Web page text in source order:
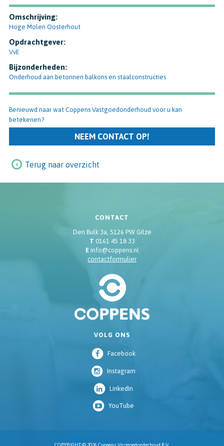
Omschrijving:
Hoge Molen Oosterhout
Opdrachtgever:
VvE
Bijzonderheden:
Onderhoud aan betonnen balkons en staalconstructies
Benieuwd naar wat Coppens Vastgoedonderhoud voor u kan
betekenen?
NEEM CONTACT OP!
Terug naar overzicht
CONTACT
Den Bulk 3a, 5126 PW Gilze
T 0161 45 18 33
Einfo@coppens.nl
contactformulier
VOLG ONS
Facebook
Instagram
LinkedIn
YouTube
COPYRIGHT © 2026 Coppens Vastgoedonderhoud B.V.